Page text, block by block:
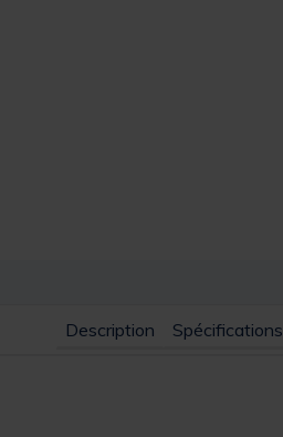
Description Spécifications